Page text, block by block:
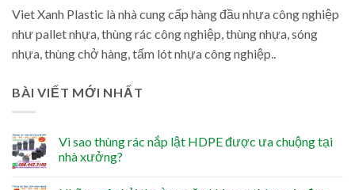
Viet Xanh Plastic là nhà cung cấp hàng đầu nhựa công nghiệp
như pallet nhựa, thùng rác công nghiệp, thùng nhựa, sóng
nhựa, thùng chở hàng, tấm lót nhựa công nghiệp..
BÀI VIẾT MỚI NHẤT
Vì sao thùng rác nắp lật HDPE được ưa chuộng tại
nhà xưởng?